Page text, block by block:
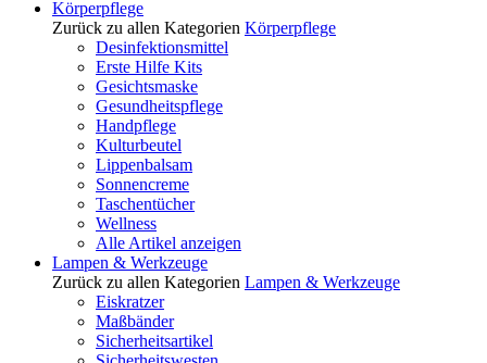
Körperpflege
Zurück zu allen Kategorien Körperpflege
Desinfektionsmittel
Erste Hilfe Kits
Gesichtsmaske
Gesundheitspflege
Handpflege
Kulturbeutel
Lippenbalsam
Sonnencreme
Taschentücher
Wellness
Alle Artikel anzeigen
Lampen & Werkzeuge
Zurück zu allen Kategorien Lampen & Werkzeuge
Eiskratzer
Maßbänder
Sicherheitsartikel